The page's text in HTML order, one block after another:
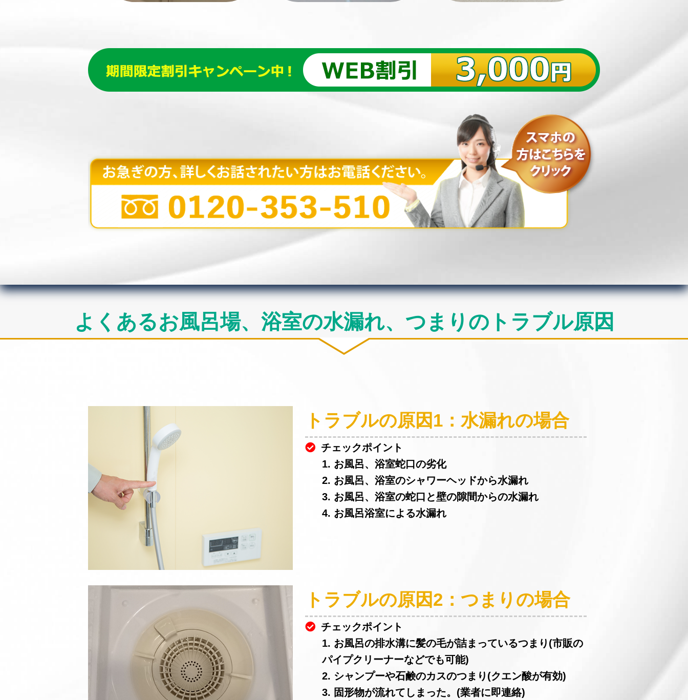
よくあるお風呂場、浴室の水漏れ、つまりのトラブル原因
トラブルの原因1：水漏れの場合
チェックポイント
1. お風呂、浴室蛇口の劣化
2. お風呂、浴室のシャワーヘッドから水漏れ
3. お風呂、浴室の蛇口と壁の隙間からの水漏れ
4. お風呂浴室による水漏れ
トラブルの原因2：つまりの場合
チェックポイント
1. お風呂の排水溝に髪の毛が詰まっているつまり(市販の
パイプクリーナーなどでも可能)
2. シャンプーや石鹸のカスのつまり(クエン酸が有効)
3. 固形物が流れてしまった。(業者に即連絡)